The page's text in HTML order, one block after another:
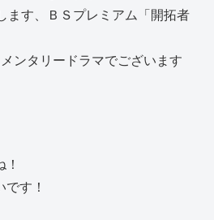
ます、ＢＳプレミアム「開拓者
ンタリードラマでございます
す！